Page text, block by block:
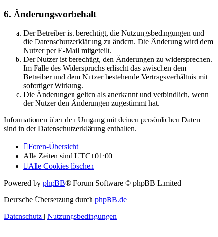
6. Änderungsvorbehalt
Der Betreiber ist berechtigt, die Nutzungsbedingungen und
die Datenschutzerklärung zu ändern. Die Änderung wird dem
Nutzer per E-Mail mitgeteilt.
Der Nutzer ist berechtigt, den Änderungen zu widersprechen.
Im Falle des Widerspruchs erlischt das zwischen dem
Betreiber und dem Nutzer bestehende Vertragsverhältnis mit
sofortiger Wirkung.
Die Änderungen gelten als anerkannt und verbindlich, wenn
der Nutzer den Änderungen zugestimmt hat.
Informationen über den Umgang mit deinen persönlichen Daten
sind in der Datenschutzerklärung enthalten.
Foren-Übersicht
Alle Zeiten sind UTC+01:00
Alle Cookies löschen
Powered by phpBB® Forum Software © phpBB Limited
Deutsche Übersetzung durch phpBB.de
Datenschutz | Nutzungsbedingungen